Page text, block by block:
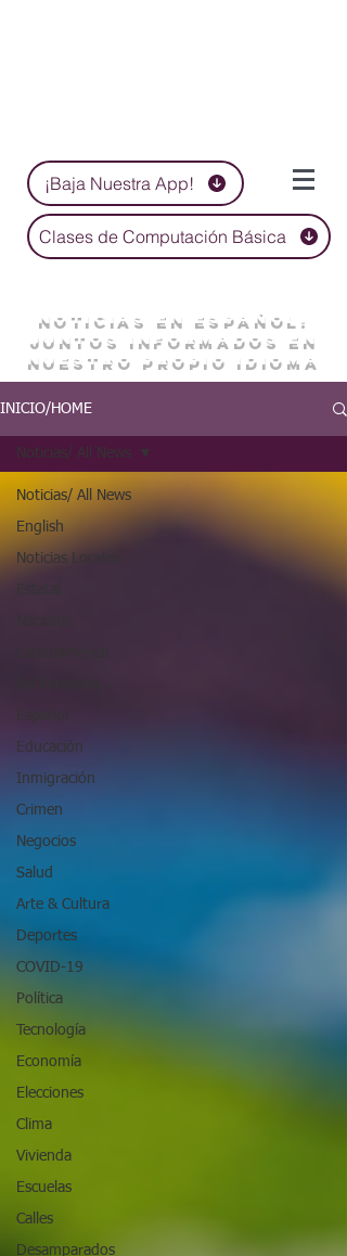
¡Baja Nuestra App!
Clases de Computación Básica
NOTICIAS EN ESPAÑOL:
JUNTOS INFORMADOS EN
NUESTRO PROPIO IDIOMA
INICIO/HOME
Noticias/ All News
English
Noticias Locales
Educación
Inmigración
Crimen
Negocios
Salud
Arte & Cultura
Deportes
COVID-19
Política
Tecnología
Economía
Elecciones
Clima
Vivienda
Escuelas
Calles
Desamparados
Noticias/ All News